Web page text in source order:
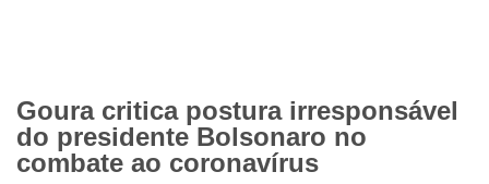
Goura critica postura irresponsável
do presidente Bolsonaro no
combate ao coronavírus